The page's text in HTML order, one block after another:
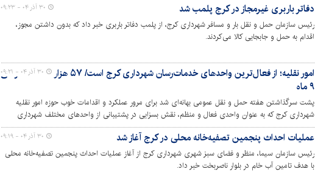
دفاتر باربری غیرمجاز در کرج پلمب شد
رئیس سازمان حمل و نقل بار و مسافر شهرداری کرج، از پلمب دفاتر باربری خبر داد که بدون داشتن مجوز،
اقدام به حمل و جابجایی کالا می‌کردند.
۳۰ آذر ۰۴ - ۰۹:۲۳
امور نقلیه؛ از فعال‌ترین واحدهای خدمات‌رسان شهرداری کرج است/ ۵۷ هزار ساعت سفر طی
۹ ماه
پشت سرگذاشتن هفته حمل و نقل عمومی بهانه‌ای شد برای مرور عملکرد و اقدامات خوب حوزه امور نقلیه
شهرداری کرج که به عنوان واحدی فعال و منظم، نقش بسزایی در پشتیبانی از واحدهای مختلف شهرداری
جهت خدمات رسانی به شهروندان ایفا می‌کند.
۳۰ آذر ۰۴ - ۰۹:۲۱
عملیات احداث پنجمین تصفیه‌خانه محلی در کرج آغاز شد
رئیس سازمان سیما، منظر و فضای سبز شهری شهرداری کرج از آغاز عملیات احداث پنجمین تصفیه‌خانه محلی
با هدف تامین آب خام در بلوار ناصربخت خبر داد.
۳۰ آذر ۰۴ - ۰۹:۱۹